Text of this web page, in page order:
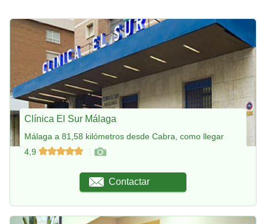
Clínica El Sur Málaga
Málaga a 81,58 kilómetros desde Cabra, como llegar
4,9
Contactar